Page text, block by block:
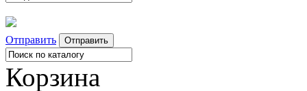
Отправить
Корзина